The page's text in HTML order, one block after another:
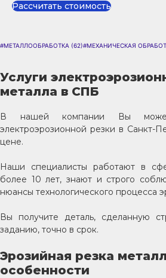
Рассчитать стоимость
#МЕТАЛЛООБРАБОТКА (62)#МЕХАНИЧЕСКАЯ
Услуги
металла в СПБ
В нашей компании Вы
электроэрозионной резки в Санкт-
цене.
Наши специалисты работают в
более 10 лет, знают и строго
нюансы технологического процесса
Вы получите деталь, сделанную
заданию, точно в срок.
Эрозийная резка
особенности